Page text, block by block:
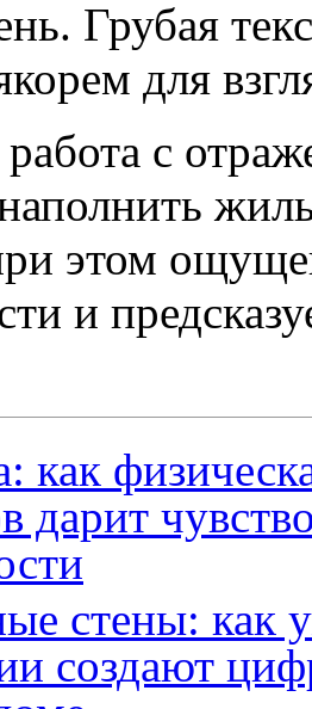
Грубая
для
с
этом
и
как
дарит
стены: как
создают